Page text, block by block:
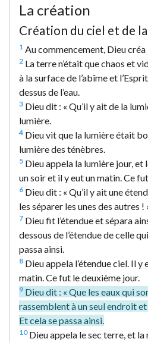
La création
Création du ciel et de
1 Au commencement, Dieu créa
2 La terre n’était que chaos et
à la surface de l’abîme et
dessus de l’eau.
3 Dieu dit : « Qu’il y ait de la
lumière.
4 Dieu vit que la lumière était
lumière des ténèbres.
5 Dieu appela la lumière jour, et
un soir et il y eut un matin. Ce
6 Dieu dit : « Qu’il y ait une
les séparer les unes des autres !
7 Dieu fit l’étendue et sépara
dessous de l’étendue de celle
passa ainsi.
8 Dieu appela l’étendue ciel. Il y
matin. Ce fut le deuxième jour.
9 Dieu dit : « Que les eaux qui
rassemblent à un seul endroit
Et cela se passa ainsi.
10Dieu appela le sec terre, et la